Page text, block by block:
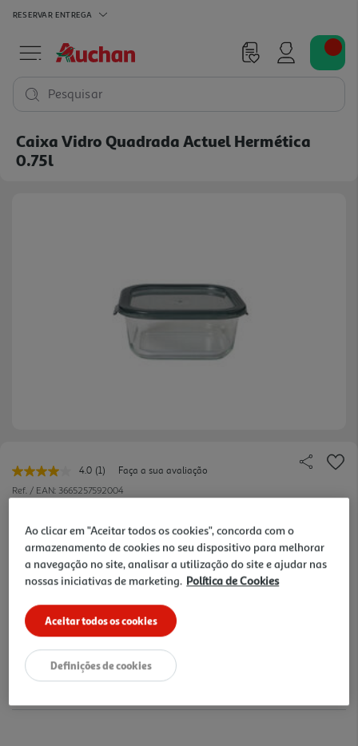
RESERVAR ENTREGA
Pesquisar
Caixa Vidro Quadrada Actuel Hermética
0.75l
4.0 Leu
uma
avaliação.
para
a
mesma
página.
(1)
Faça a sua avaliação
Ref. / EAN: 3665257592004
3,49 €
Notas de preparação
Ao clicar em "Aceitar todos os cookies", concorda com o
armazenamento de cookies no seu dispositivo para melhorar
a navegação no site, analisar a utilização do site e ajudar nas
nossas iniciativas de marketing. Política de Cookies
Aceitar todos os cookies
Definições de cookies